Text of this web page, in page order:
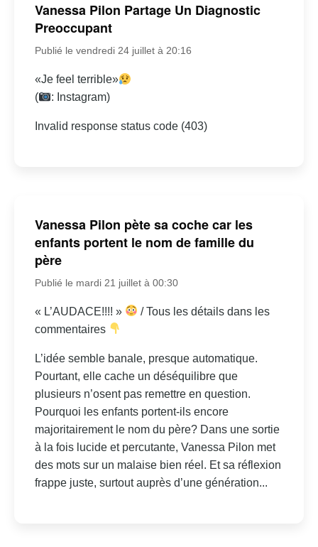
Vanessa Pilon Partage Un Diagnostic
Preoccupant
Publié le vendredi 24 juillet à 20:16
«Je feel terrible»
(
: Instagram)
Invalid response status code (403)
Vanessa Pilon pète sa coche car les
enfants portent le nom de famille du
père
Publié le mardi 21 juillet à 00:30
« L’AUDACE!!!! »
/ Tous les détails dans les
commentaires
L’idée semble banale, presque automatique.
Pourtant, elle cache un déséquilibre que
plusieurs n’osent pas remettre en question.
Pourquoi les enfants portent-ils encore
majoritairement le nom du père? Dans une sortie
à la fois lucide et percutante, Vanessa Pilon met
des mots sur un malaise bien réel. Et sa réflexion
frappe juste, surtout auprès d’une génération...